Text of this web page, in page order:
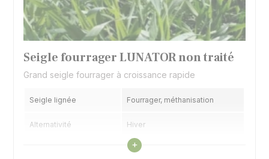
Seigle fourrager LUNATOR non traité
Grand seigle fourrager à croissance rapide
Seigle lignée Fourrager, méthanisation
Alternativité Hiver
Précoce
Voir les caractéristiques
+